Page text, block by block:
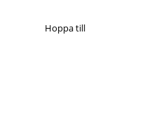
Hoppa till